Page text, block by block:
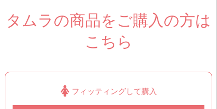
タムラの商品をご購入の方は
こちら
フィッティングして購入